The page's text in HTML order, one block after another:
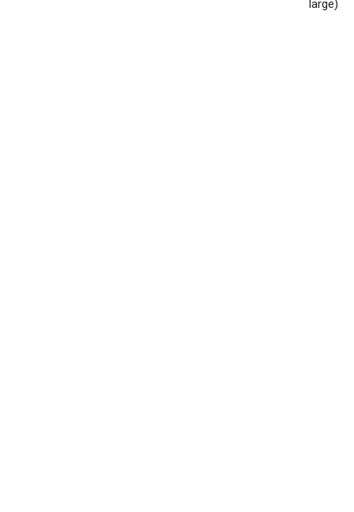
large)